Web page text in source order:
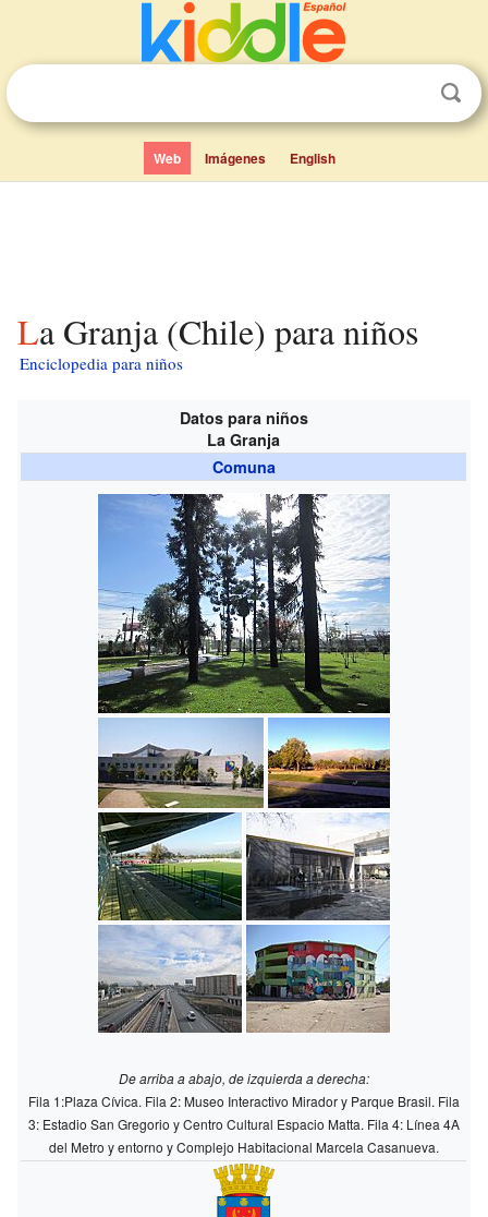
Web Imágenes English
La Granja (Chile) para niños
Enciclopedia para niños
Datos para niños
La Granja
Comuna
De arriba a abajo, de izquierda a derecha:
Fila 1:Plaza Cívica. Fila 2: Museo Interactivo Mirador y Parque Brasil. Fila
3: Estadio San Gregorio y Centro Cultural Espacio Matta. Fila 4: Línea 4A
del Metro y entorno y Complejo Habitacional Marcela Casanueva.